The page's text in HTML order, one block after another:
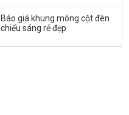
thuật
dẫn
trang
biệt
Báo giá khung móng cột đèn
chiếu sáng rẻ đẹp